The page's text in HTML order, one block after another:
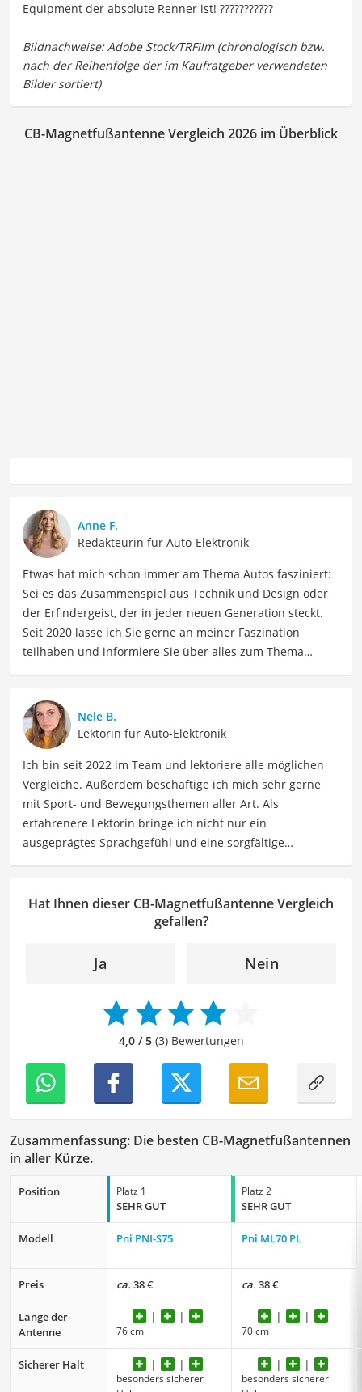
Equipment der absolute Renner ist! ???????????
CB-Magnetfußantenne Vergleich 2026 im Überblick
Anne F.
Redakteurin für Auto-Elektronik
Etwas hat mich schon immer am Thema Autos fasziniert:
Sei es das Zusammenspiel aus Technik und Design oder
der Erfindergeist, der in jeder neuen Generation steckt.
Seit 2020 lasse ich Sie gerne an meiner Faszination
teilhaben und informiere Sie über alles zum Thema
Fahrzeugtechnologien und Autotrends. Meine Beiträge
umfassen detaillierte Fahrzeugvergleiche,
Fahrzeugwartungstipps, Kaufberatungen und Neuigkeiten
aus der Automobilindustrie.
Der CB-Magnetfußantenne-Vergleich ist aus unserer Sicht
besonders empfehlenswert fürAutofahrer.
Nele B.
Lektorin für Auto-Elektronik
Ich bin seit 2022 im Team und lektoriere alle möglichen
Vergleiche. Außerdem beschäftige ich mich sehr gerne
mit Sport- und Bewegungsthemen aller Art. Als
erfahrenere Lektorin bringe ich nicht nur ein
ausgeprägtes Sprachgefühl und eine sorgfältige
kann ich dazu beitragen, Texte inhaltlich präzise, gut
strukturiert und sprachlich einwandfrei zu gestalten.
Kohärenz, logische Schlüssigkeit und stilistische Qualität
meinem Hintergrund im Bereich Sport und meiner Liebe
zur geschriebenen Sprache trage ich dazu bei, dass
unsere Vergleiche ansprechend, verständlich sowie
Hat Ihnen dieser CB-Magnetfußantenne Vergleich
gefallen?
Ja Nein
4,0 / 5(3) Bewertungen
Zusammenfassung: Die besten CB-Magnetfußantennen
in aller Kürze.
Position Platz 1
SEHR GUT
Platz 2
SEHR GUT
Modell Pni PNI-S75 Pni ML70 PL
Preis ca. 38 € ca. 38 €
Länge der
Antenne
76 cm 70 cm
Sicherer Halt
besonders sicherer
besonders sicherer